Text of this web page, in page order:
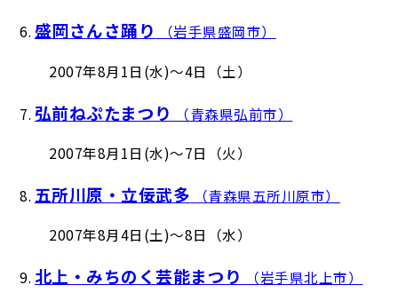
6. 盛岡さんさ踊り （岩手県盛岡市）
2007年8月1日(水)～4日（土）
7. 弘前ねぷたまつり （青森県弘前市）
2007年8月1日(水)～7日（火）
8. 五所川原・立佞武多 （青森県五所川原市）
2007年8月4日(土)～8日（水）
9. 北上・みちのく芸能まつり （岩手県北上市）